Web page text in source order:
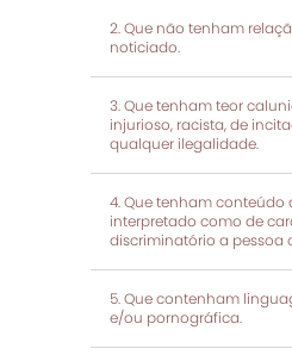
Que não tenham
noticiado.
Que tenham teor
injurioso, racista, de
qualquer ilegalidade.
Que tenham conteúdo
interpretado como de
discriminatório a pessoa
Que contenham
e/ou pornográfica.